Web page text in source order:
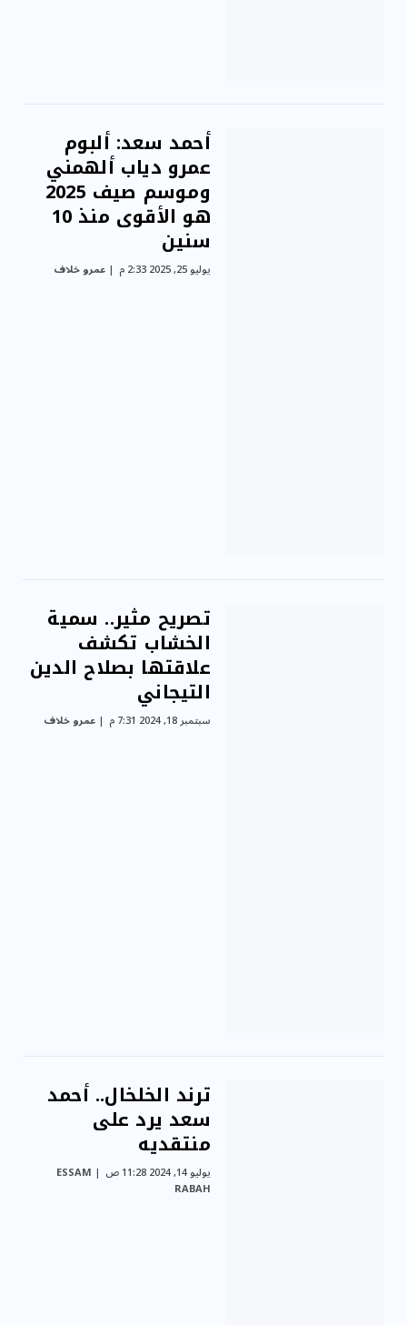
أحمد سعد: ألبوم
عمرو دياب ألهمني
وموسم صيف 2025
هو الأقوى منذ 10
سنين
يوليو 25, 2025 2:33 م عمرو خلاف
تصريح مثير.. سمية
الخشاب تكشف
علاقتها بصلاح الدين
التيجاني
سبتمبر 18, 2024 7:31 م عمرو خلاف
ترند الخلخال.. أحمد
سعد يرد على
منتقديه
يوليو 14, 2024 11:28 ص ESSAM
RABAH